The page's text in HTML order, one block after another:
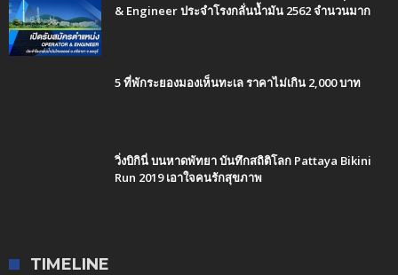
& Engineer ประจำโรงกลั่นน้ำมัน 2562 จำนวนมาก
5 ที่พักระยองมองเห็นทะเล ราคาไม่เกิน 2,000 บาท
วิ่งบิกินี่ บนหาดพัทยา บันทึกสถิติโลก Pattaya Bikini
Run 2019 เอาใจคนรักสุขภาพ
TIMELINE